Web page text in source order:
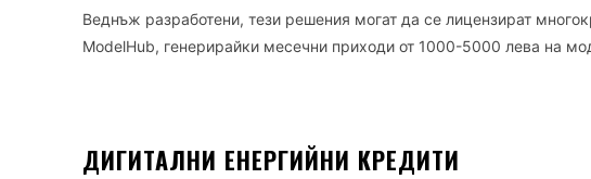
Веднъж разработени, тези решения могат да се лицензират
ModelHub, генерирайки месечни приходи от 1000-5000 лева на
ДИГИТАЛНИ ЕНЕРГИЙНИ КРЕДИТИ